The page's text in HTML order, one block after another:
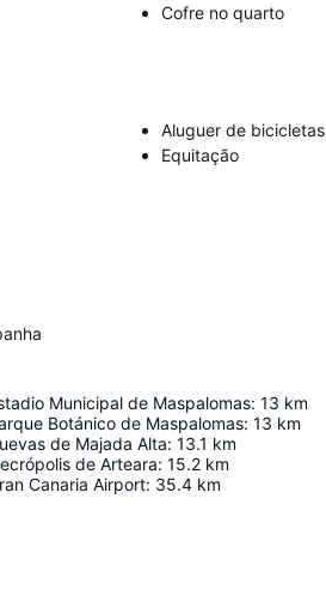
Cofre no quarto
Aluguer de bicicletas
Equitação
Municipal de Maspalomas: 13 km
Botánico de Maspalomas: 13 km
de Majada Alta: 13.1 km
de Arteara: 15.2 km
Canaria Airport: 35.4 km